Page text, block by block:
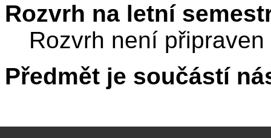
Rozvrh na letní
Rozvrh není připraven
Předmět je součástí